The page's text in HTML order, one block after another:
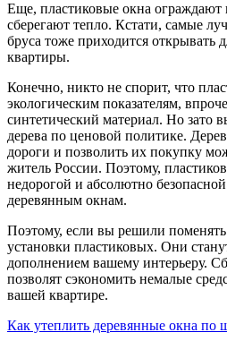
Еще, пластиковые окна ограждают
сберегают тепло. Кстати, самые
бруса тоже приходится открывать
квартиры.
Конечно, никто не спорит, что
экологическим показателям,
синтетический материал. Но зато
дерева по ценовой политике.
дороги и позволить их покупку
житель России. Поэтому,
недорогой и абсолютно
деревянным окнам.
Поэтому, если вы решили поменять
установки пластиковых. Они
дополнением вашему интерьеру.
позволят сэкономить немалые
вашей квартире.
Как утеплить деревянные окна по